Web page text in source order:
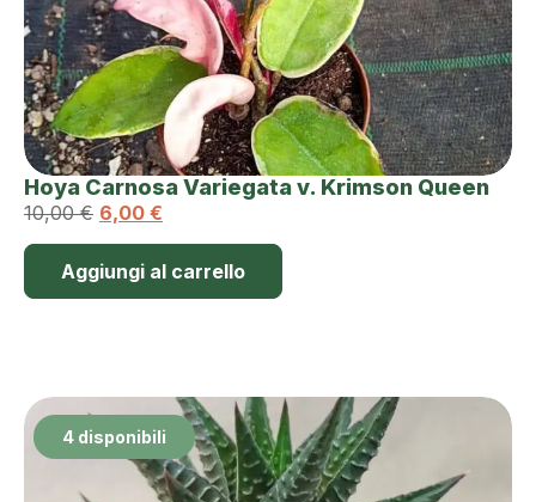
Hoya Carnosa Variegata v. Krimson Queen
10,00€ 6,00 €
Aggiungi al carrello
4 disponibili